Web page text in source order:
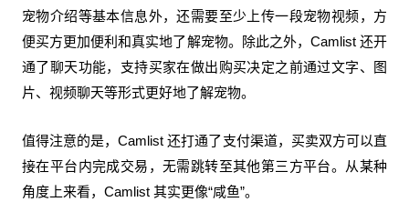
宠物介绍等基本信息外，还需要至少上传一段宠物视频，方
便买方更加便利和真实地了解宠物。除此之外，Camlist 还开
通了聊天功能，支持买家在做出购买决定之前通过文字、图
片、视频聊天等形式更好地了解宠物。
值得注意的是，Camlist 还打通了支付渠道，买卖双方可以直
接在平台内完成交易，无需跳转至其他第三方平台。从某种
角度上来看，Camlist 其实更像“咸鱼”。